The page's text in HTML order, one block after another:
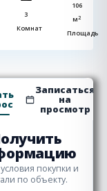
3
Комнат
106
м2
Площадь
Записаться
на
просмотр
покупки и
по объекту.